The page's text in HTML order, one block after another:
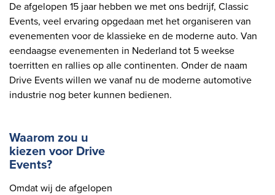
De afgelopen 15 jaar hebben we met ons bedrijf, Classic
Events, veel ervaring opgedaan met het organiseren van
evenementen voor de klassieke en de moderne auto. Van
eendaagse evenementen in Nederland tot 5 weekse
toerritten en rallies op alle continenten. Onder de naam
Drive Events willen we vanaf nu de moderne automotive
industrie nog beter kunnen bedienen.
Waarom zou u
kiezen voor Drive
Events?
Omdat wij de afgelopen